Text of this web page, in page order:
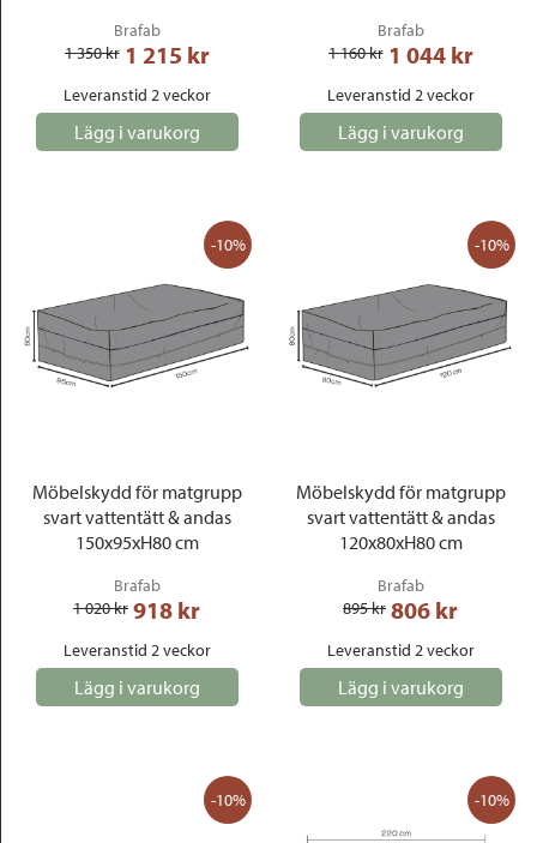
Brafab
1 350 kr 1 215 kr
Leveranstid 2 veckor
Lägg i varukorg
Brafab
1 160 kr 1 044 kr
Leveranstid 2 veckor
Lägg i varukorg
-10%
Möbelskydd för matgrupp
svart vattentätt & andas
150x95xH80 cm
Brafab
1 020 kr 918 kr
Leveranstid 2 veckor
Lägg i varukorg
-10%
Möbelskydd för matgrupp
svart vattentätt & andas
120x80xH80 cm
Brafab
895 kr 806 kr
Leveranstid 2 veckor
Lägg i varukorg
-10% -10%